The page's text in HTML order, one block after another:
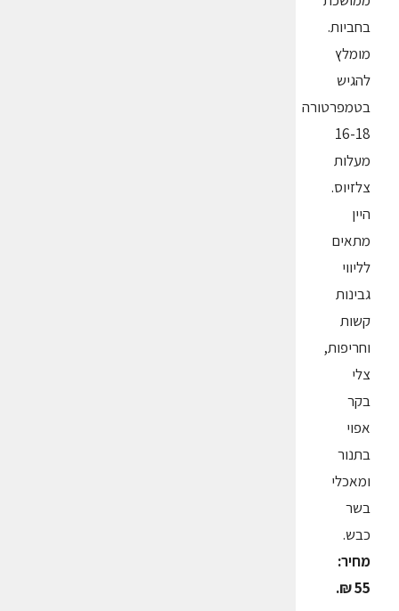
בחביות.
מומלץ
להגיש
בטמפרטורה
16-18
מעלות
צלזיוס.
היין
מתאים
לליווי
גבינות
קשות
וחריפות,
צלי
בקר
אפוי
בתנור
ומאכלי
בשר
כבש.
מחיר:
55 ₪.